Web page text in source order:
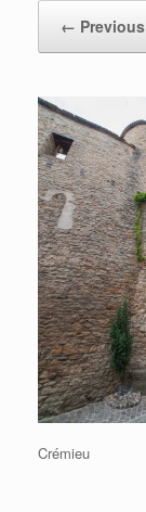
← Previous
Crémieu